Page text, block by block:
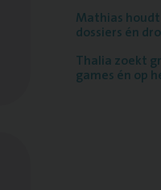
Mathias
dossiers én
Thalia zoekt
games én op